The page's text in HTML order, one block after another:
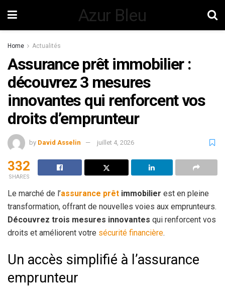
Azur Bleu
Home Actualités
Assurance prêt immobilier :
découvrez 3 mesures
innovantes qui renforcent vos
droits d’emprunteur
by David Asselin juillet 4, 2026
332
SHARES
Le marché de l’assurance prêt immobilier est en pleine
transformation, offrant de nouvelles voies aux emprunteurs.
Découvrez trois mesures innovantes qui renforcent vos
droits et améliorent votre sécurité financière.
Un accès simplifié à l’assurance
emprunteur